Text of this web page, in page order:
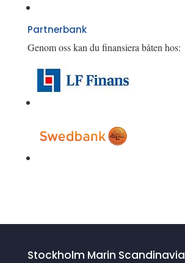
Partnerbank
Genom oss kan du finansiera båten hos:
Stockholm Marin Scandinavia